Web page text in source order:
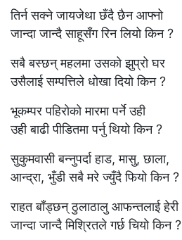
तिर्न सक्ने जायजेथा छँदै छैन आफ्नो
जान्दा जान्दै साहूसँग रिन लियो किन ?
सबै बस्छन् महलमा उसको झुप्रो घर
उसैलाई सम्पत्तिले धोखा दियो किन ?
भूकम्पर पहिरोको मारमा पर्ने उही
उही बाढी पीडितमा पर्नु थियो किन ?
सुकुमवासी बन्नुपर्दा हाड, मासु, छाला,
आन्द्रा, भुँडी सबै मरे ज्युँदै फियो किन ?
राहत बाँड्छन् ठुलाठालु आफन्तलाई हेरी
जान्दा जान्दै मिश्रितले गर्छ चियो किन ?